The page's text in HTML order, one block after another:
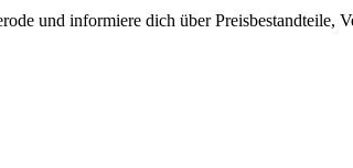
und informiere dich über